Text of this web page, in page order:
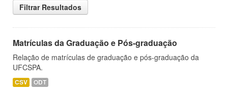
Filtrar Resultados
Matrículas da Graduação e Pós-graduação
Relação de matrículas de graduação e pós-graduação da
UFCSPA.
CSV ODT